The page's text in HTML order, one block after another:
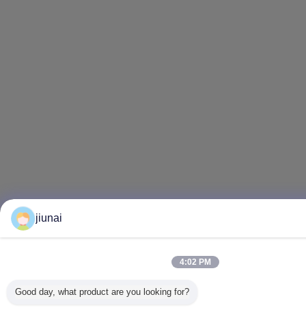
jiunai
4:02 PM
Good day, what product are you looking for?